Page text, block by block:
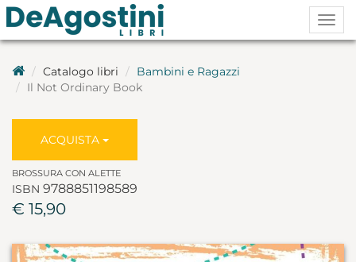
Catalogo libri
Bambini e Ragazzi
Il Not Ordinary Book
ACQUISTA
BROSSURA CON ALETTE
ISBN 9788851198589
€ 15,90